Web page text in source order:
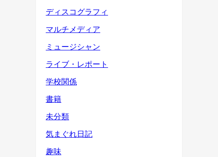
ディスコグラフィ
マルチメディア
ミュージシャン
ライブ・レポート
学校関係
書籍
未分類
気まぐれ日記
趣味